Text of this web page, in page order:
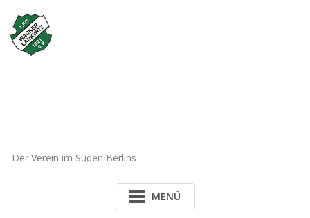
Der Verein im Süden Berlins
MENÜ